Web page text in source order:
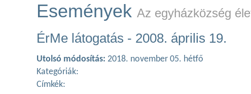
Események Az egyházközség
ÉrMe látogatás - 2008. április 19.
Utolsó módosítás: 2018. november 05. hétfő
Kategóriák:
Címkék: